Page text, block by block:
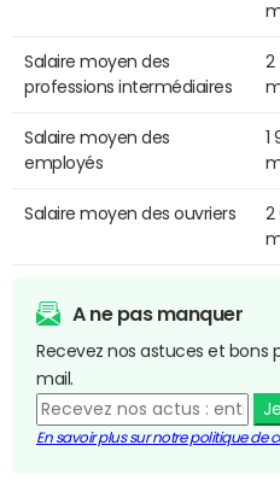
Salaire moyen des
professions intermédiaires
2
Salaire moyen des
employés
1
Salaire moyen des ouvriers
2
A ne pas manquer
Recevez nos astuces et bons
mail.
En savoir plus sur notre politique de